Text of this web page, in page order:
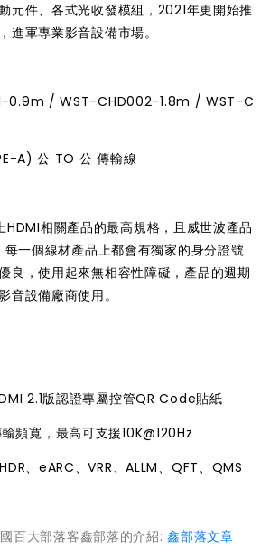
元件、各式光收發模組，2021年更開始推
進軍專業影音設備市場。
0.9m / WST-CHD002-1.8m / WST-C
A) 公 TO 公 傳輸線
HDMI相關產品的最高規格，且威世波產品
一個線材產品上都會有獨家的身分證號
良，使用起來無相容性障礙，產品的週期
音設備廠商使用。
2.1版認證專屬控管QR Code貼紙
寬，最高可支援10K@120Hz
、eARC、VRR、ALLM、QFT、QMS
百大部落客鑫部落的介紹:鑫部落文章